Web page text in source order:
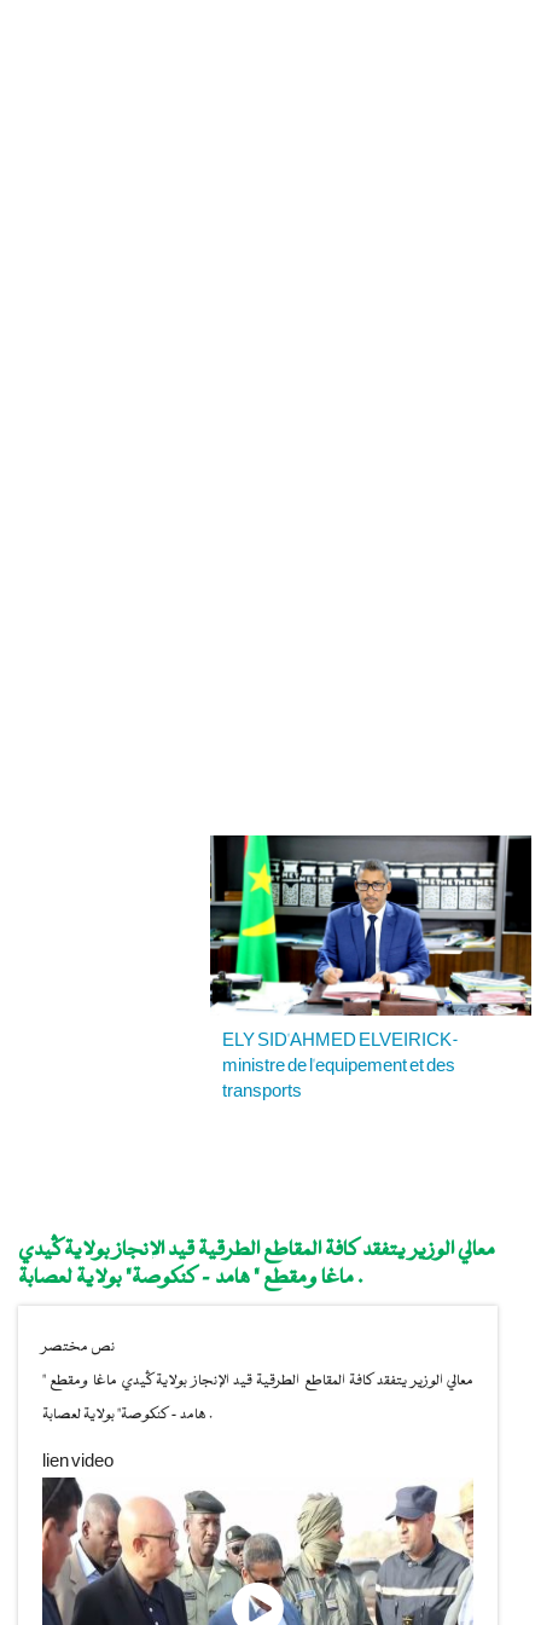
ELY SID'AHMED ELVEIRICK-
ministre de l'equipement et des
transports
معالي الوزير يتفقد كافة المقاطع الطرقية قيد الإنجاز بولاية گيدي
ماغا ومقطع " هامد - كنكوصة" بولاية لعصابة .
نص مختصر
معالي الوزير يتفقد كافة المقاطع الطرقية قيد الإنجاز بولاية گيدي ماغا ومقطع "
هامد - كنكوصة" بولاية لعصابة .
lien video